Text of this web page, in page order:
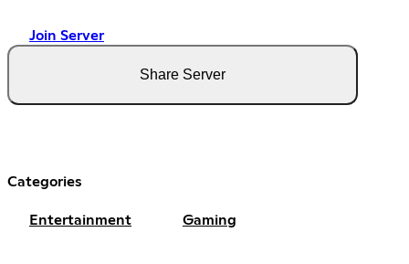
Join Server
Share Server
Categories
Entertainment Gaming